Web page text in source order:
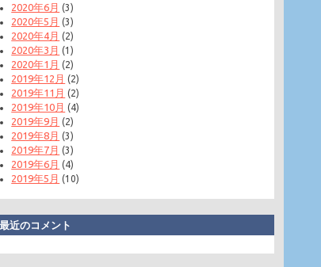
2020年6月 (3)
2020年5月 (3)
2020年4月 (2)
2020年3月 (1)
2020年1月 (2)
2019年12月 (2)
2019年11月 (2)
2019年10月 (4)
2019年9月 (2)
2019年8月 (3)
2019年7月 (3)
2019年6月 (4)
2019年5月 (10)
最近のコメント